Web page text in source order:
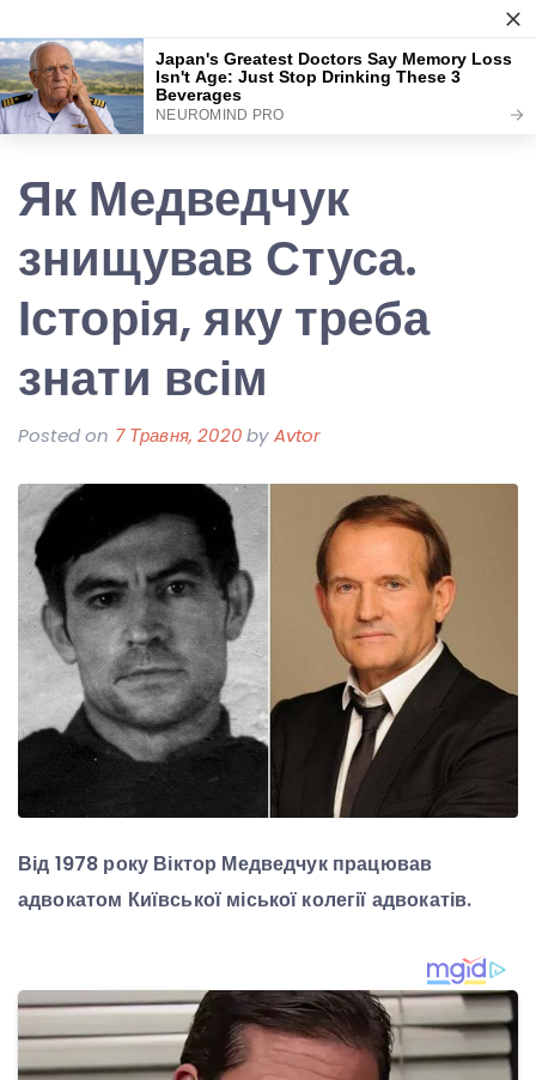
to
content
Аркуш
Як Медведчук
знищував Стуса.
Історія, яку треба
знати всім
Posted on 7 Травня, 2020byAvtor
Від 1978 року Віктор Медведчук працював
адвокатом Київської міської колегії адвокатів.